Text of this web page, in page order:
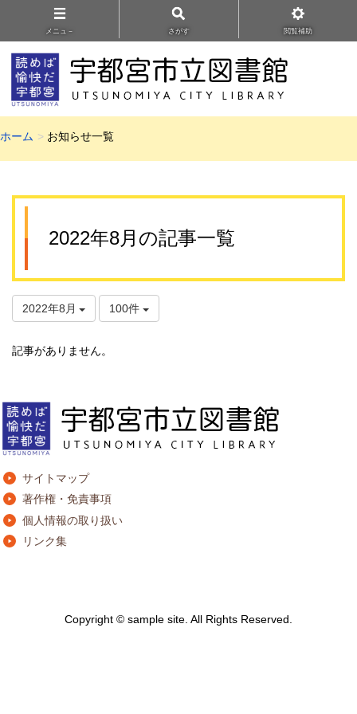
メニュ－ さがす 閲覧補助
ホーム お知らせ一覧
2022年8月の記事一覧
2022年8月 100件
記事がありません。
サイトマップ
著作権・免責事項
個人情報の取り扱い
リンク集
Copyright © sample site. All Rights Reserved.